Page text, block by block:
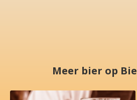
Meer bier op